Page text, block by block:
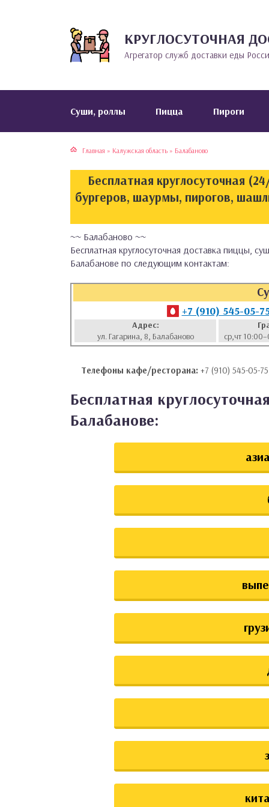
КРУГЛОСУТОЧНАЯ
Агрегатор служб доставки еды
Cуши, роллы Пицца Пироги
Главная » Калужская область » Балабаново
Бесплатная круглосуточная
бургеров, шаурмы, пирогов,
~~ Балабаново ~~
Бесплатная круглосуточная доставка пиццы,
Балабанове по следующим контактам:
+7 (910) 545-05-
Адрес:
ул. Гагарина, 8, Балабаново
ср,чт
Телефоны кафе/ресторана: +7 (910) 545-05-
Бесплатная
Балабанове:
кухня